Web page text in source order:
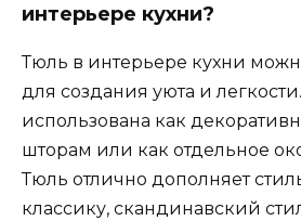
интерьере кухни?
Тюль в интерьере кухни
для создания уюта и
использована как
шторам или как отдельное
Тюль отлично дополняет
классику, скандинавский